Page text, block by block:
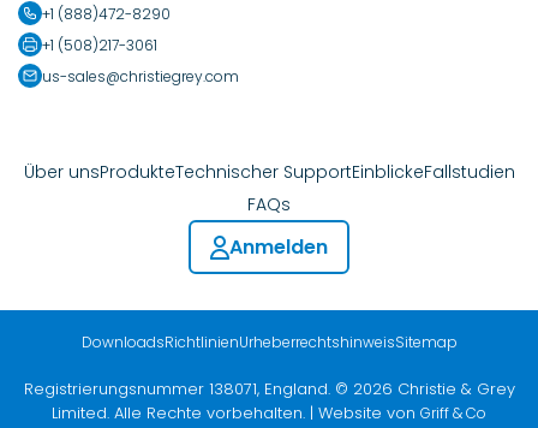
+1 (888)472-8290
+1 (508)217-3061
us-sales@christiegrey.com
Über unsProdukteTechnischer SupportEinblickeFallstudien
FAQs
Anmelden
DownloadsRichtlinienUrheberrechtshinweisSitemap
Registrierungsnummer 138071, England. © 2026 Christie & Grey
Limited. Alle Rechte vorbehalten. | Website von Griff & Co